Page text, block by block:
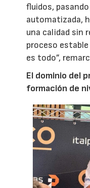
fluidos,
automatizada,
una calidad sin
proceso estable
es todo”,
El dominio del
formación de